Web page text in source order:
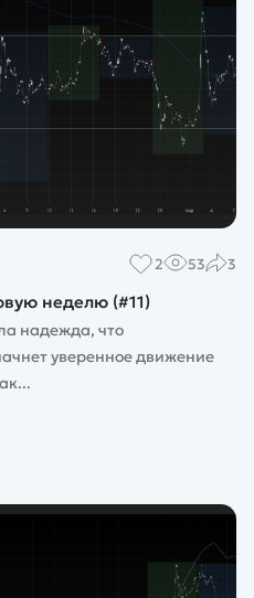
2 53 3
неделю (#11)
надежда, что
уверенное движение